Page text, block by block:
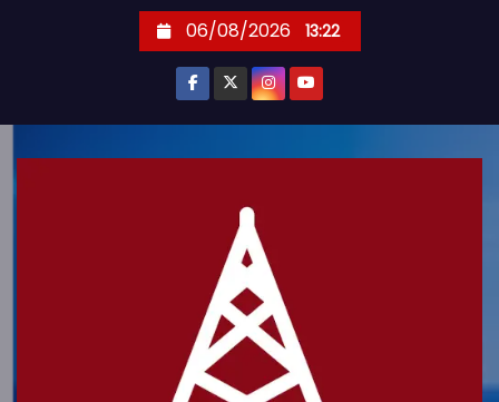
06/08/2026 13:22